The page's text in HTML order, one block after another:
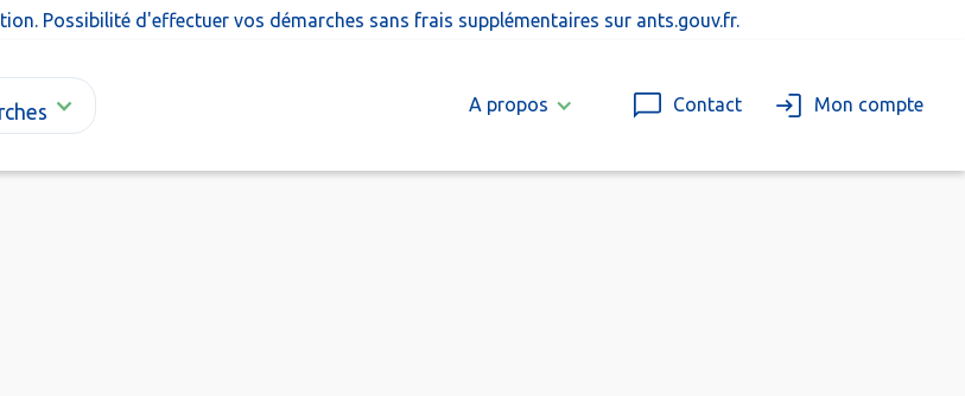
Possibilité d'effectuer vos démarches sans frais supplémentaires sur ants.gouv.fr.
A propos Contact Mon compte